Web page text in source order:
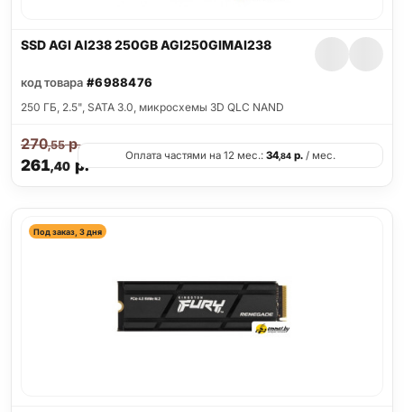
SSD AGI AI238 250GB AGI250GIMAI238
код товара #6988476
250 ГБ, 2.5", SATA 3.0, микросхемы 3D QLC NAND
261,40р.
270,55р.
Оплата частями на 12 мес.: 34,84 р. / мес.
Под заказ, 3 дня